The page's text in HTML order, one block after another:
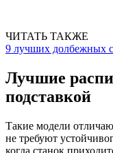
ЧИТАТЬ ТАКЖЕ
9 лучших долбежных
Лучшие
подставкой
Такие модели
не требуют
когда станок